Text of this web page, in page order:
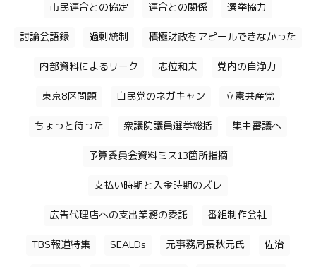
市民連合との協定 連合との関係 選挙協力
討論会語録 過剰統制 積極財政をアピールできなかった
内部資料によるリーク 志位和夫 党内の自浄力
東京8区問題 自民党のネガキャン 立憲共産党
ちょっと待った 衆議院議員選挙総括 集中審議へ
予算委員会資料ミス13箇所指摘
支払い時期と入金時期のズレ
広告代理店への支出業務の委託 番組制作会社
TBS報道特集 SEALDs 元事務局長秋元氏 佐治